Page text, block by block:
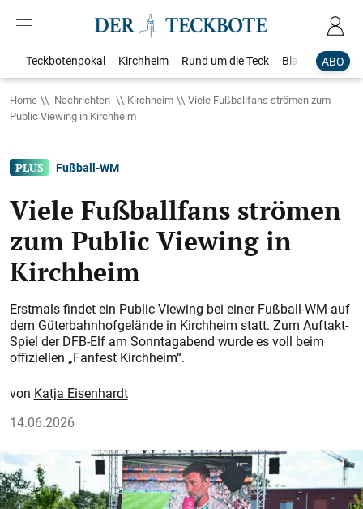
ABO
Teckbotenpokal Kirchheim Rund um die Teck Blaulicht
Home Nachrichten Kirchheim
Viele Fußballfans strömen zum
Public Viewing in Kirchheim
Fußball-WM
Viele Fußballfans strömen
zum Public Viewing in
Kirchheim
Erstmals findet ein Public Viewing bei einer Fußball-WM auf
dem Güterbahnhofgelände in Kirchheim statt. Zum Auftakt-
Spiel der DFB-Elf am Sonntagabend wurde es voll beim
offiziellen „Fanfest Kirchheim“.
Katja Eisenhardt
14.06.2026